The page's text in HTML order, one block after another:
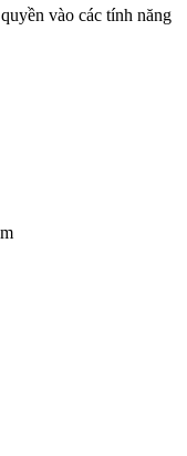
vào các tính năng